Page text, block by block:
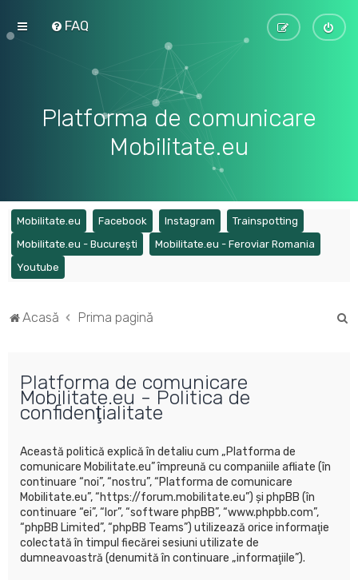
FAQ
Platforma de comunicare
Mobilitate.eu
Mobilitate.eu (Opens a new tab)
Facebook (Opens a new tab)
Instagram (Opens a new tab)
Trainspotting
Mobilitate.eu - București (Opens a new tab)
Mobilitate.eu - Feroviar Romania
Youtube
Acasă Prima pagină
Platforma de comunicare
Mobilitate.eu - Politica de
confidenţialitate
Această politică explică în detaliu cum „Platforma de
comunicare Mobilitate.eu” împreună cu companiile afliate (în
continuare “noi”, “nostru”, “Platforma de comunicare
Mobilitate.eu”, “https://forum.mobilitate.eu”) şi phpBB (în
continuare “ei”, “lor”, “software phpBB”, “www.phpbb.com”,
“phpBB Limited”, “phpBB Teams”) utilizează orice informaţie
colectată în timpul fiecărei sesiuni utilizate de
dumneavoastră (denumită în continuare „informaţiile”).